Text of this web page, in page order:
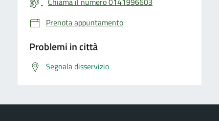
Prenota appuntamento
Problemi in città
Segnala disservizio